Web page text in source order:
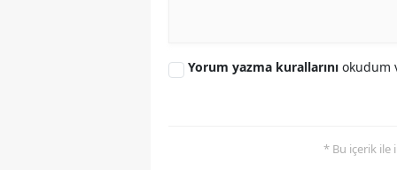
Yorum yazma kurallarını okudum
* Bu içerik ile